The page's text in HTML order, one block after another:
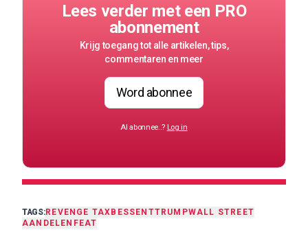
Lees verder met een PRO
abonnement
Krijg toegang tot alle artikelen, tips,
commentaren en meer
Word abonnee
Al abonnee..? Log in
TAGS:REVENGE TAX BESSENTTRUMPWALL STREET
AANDELEN FEAT